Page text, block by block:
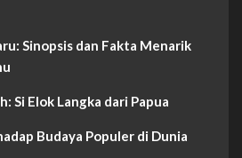
Sinopsis dan Fakta Menarik
Si Elok Langka dari Papua
Budaya Populer di Dunia